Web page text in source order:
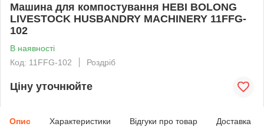
Машина для компостування HEBI BOLONG
LIVESTOCK HUSBANDRY MACHINERY 11FFG-
102
В наявності
Код: 11FFG-102
Роздріб
Ціну уточнюйте
Опис Характеристики Відгуки про товар Доставка